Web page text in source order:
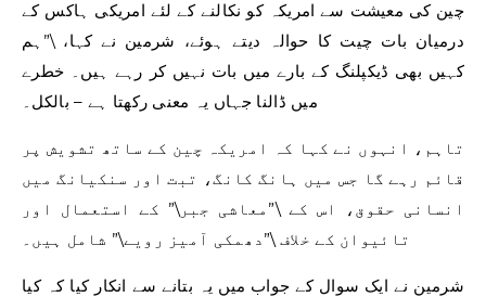
چین کی معیشت سے امریکہ کو نکالنے کے لئے امریکی ہاکس کے
درمیان بات چیت کا حوالہ دیتے ہوئے، شرمین نے کہا، \”ہم
کہیں بھی ڈیکپلنگ کے بارے میں بات نہیں کر رہے ہیں۔ خطرے
میں ڈالنا جہاں یہ معنی رکھتا ہے – بالکل۔
تاہم، انہوں نے کہا کہ امریکہ چین کے ساتھ تشویش پر
قائم رہے گا جس میں ہانگ کانگ، تبت اور سنکیانگ میں
انسانی حقوق، اس کے \”معاشی جبر\” کے استعمال اور
تائیوان کے خلاف \”دھمکی آمیز رویے\” شامل ہیں۔
شرمین نے ایک سوال کے جواب میں یہ بتانے سے انکار کیا کہ کیا